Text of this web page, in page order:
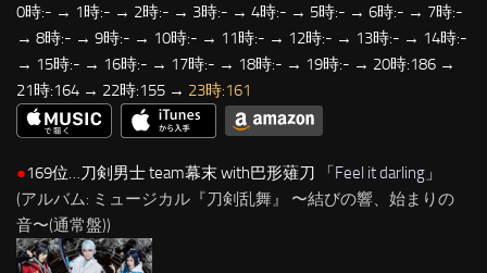
0時:- → 1時:- → 2時:- → 3時:- → 4時:- → 5時:- → 6時:- → 7時:-
→ 8時:- → 9時:- → 10時:- → 11時:- → 12時:- → 13時:- → 14時:-
→ 15時:- → 16時:- → 17時:- → 18時:- → 19時:- → 20時:186 →
21時:164 → 22時:155 → 23時:161
●169位…刀剣男士 team幕末 with巴形薙刀 「Feel it darling 」
(アルバム: ミュージカル『刀剣乱舞』 〜結びの響、始まりの
音〜(通常盤))